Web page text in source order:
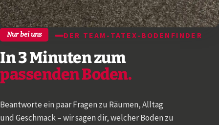
Nur bei uns DER TEAM-TATEX-BODENFINDER
In 3 Minuten zum
passenden Boden.
Beantworte ein paar Fragen zu Räumen, Alltag
und Geschmack – wir sagen dir, welcher Boden zu